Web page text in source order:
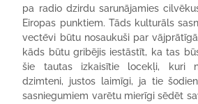
pa radio dzirdu sarunājamies
Eiropas punktiem. Tāds kulturāls
vectēvi būtu nosaukuši par
kāds būtu gribējis iestāstīt, ka tas
šie tautas izkaisītie locekļi, kuri
dzimteni, justos laimīgi, ja tie
sasniegumiem varētu mierīgi sēdēt